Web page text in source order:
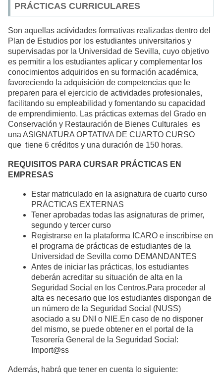
PRÁCTICAS CURRICULARES
Son aquellas actividades formativas realizadas dentro del
Plan de Estudios por los estudiantes universitarios y
supervisadas por la Universidad de Sevilla, cuyo objetivo
es permitir a los estudiantes aplicar y complementar los
conocimientos adquiridos en su formación académica,
favoreciendo la adquisición de competencias que le
preparen para el ejercicio de actividades profesionales,
facilitando su empleabilidad y fomentando su capacidad
de emprendimiento. Las prácticas externas del Grado en
Conservación y Restauración de Bienes Culturales es
una ASIGNATURA OPTATIVA DE CUARTO CURSO
que tiene 6 créditos y una duración de 150 horas.
REQUISITOS PARA CURSAR PRÁCTICAS EN
EMPRESAS
Estar matriculado en la asignatura de cuarto curso
PRÁCTICAS EXTERNAS
Tener aprobadas todas las asignaturas de primer,
segundo y tercer curso
Registrarse en la plataforma ICARO e inscribirse en
el programa de prácticas de estudiantes de la
Universidad de Sevilla como DEMANDANTES
Antes de iniciar las prácticas, los estudiantes
deberán acreditar su situación de alta en la
Seguridad Social en los Centros.Para proceder al
alta es necesario que los estudiantes dispongan de
un número de la Seguridad Social (NUSS)
asociado a su DNI o NIE.En caso de no disponer
del mismo, se puede obtener en el portal de la
Tesorería General de la Seguridad Social:
Import@ss
Además, habrá que tener en cuenta lo siguiente: